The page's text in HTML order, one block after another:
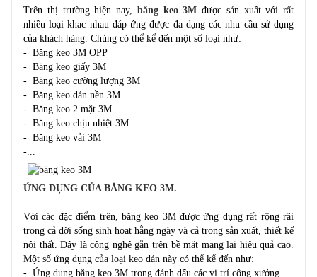
Trên thị trường hiện nay, băng keo 3M được sản xuất với rất
nhiều loại khac nhau đáp ứng được đa dạng các nhu cầu sử dụng
của khách hàng. Chúng có thể kể đến một số loại như:
- Băng keo 3M OPP
- Băng keo giấy 3M
- Băng keo cường lượng 3M
- Băng keo dán nền 3M
- Băng keo 2 mặt 3M
- Băng keo chịu nhiệt 3M
- Băng keo vải 3M
-...
ỨNG DỤNG CỦA BĂNG KEO 3M.
Với các đặc điểm trên, băng keo 3M được ứng dụng rất rộng rãi
trong cả đời sống sinh hoạt hằng ngày và cả trong sản xuất, thiết kế
nội thất. Đây là công nghệ gắn trên bề mặt mang lại hiệu quả cao.
Một số ứng dụng của loại keo dán này có thể kể đến như:
- Ứng dụng băng keo 3M trong đánh dấu các vị trí công xưởng